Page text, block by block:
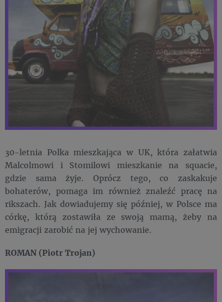
30-letnia Polka mieszkająca w UK, która załatwia
Malcolmowi i Stomilowi mieszkanie na squacie,
gdzie sama żyje. Oprócz tego, co zaskakuje
bohaterów, pomaga im również znaleźć pracę na
rikszach. Jak dowiadujemy się później, w Polsce ma
córkę, którą zostawiła ze swoją mamą, żeby na
emigracji zarobić na jej wychowanie.
ROMAN (Piotr Trojan)